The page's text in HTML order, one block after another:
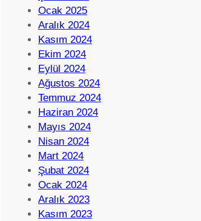
Ocak 2025
Aralık 2024
Kasım 2024
Ekim 2024
Eylül 2024
Ağustos 2024
Temmuz 2024
Haziran 2024
Mayıs 2024
Nisan 2024
Mart 2024
Şubat 2024
Ocak 2024
Aralık 2023
Kasım 2023